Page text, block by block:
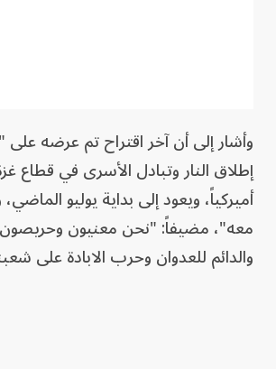
وأشار إلى أن آخر اقتراح تم عرضه
إطلاق النار وتبادل الأسرى في قطاع
أميركياً، ويعود إلى بداية يوليو
معه"، مضيفاً: "نحن معنيون
والدائم للعدوان وحرب الابادة على